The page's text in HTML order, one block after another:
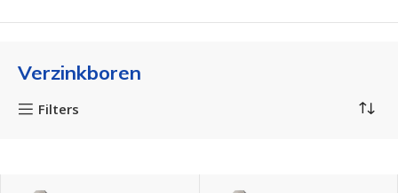
Verzinkboren
Filters